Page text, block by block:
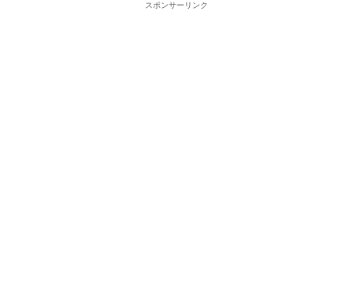
スポンサーリンク